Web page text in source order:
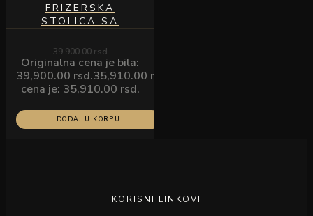
FRIZERSKA
STOLICA SA
CRNA
39,900.00rsd
Originalna cena je bila:
39,900.00 rsd.35,910.00 rsd
cena je: 35,910.00 rsd.
DODAJ U KORPU
KORISNI LINKOVI